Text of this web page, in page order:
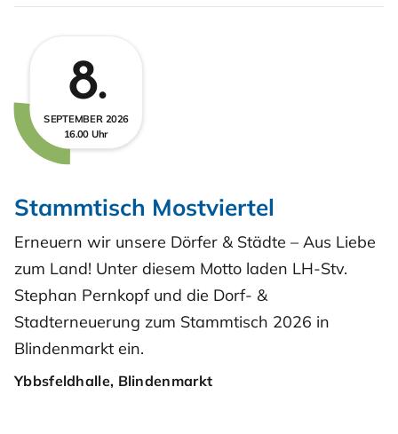
8.
SEPTEMBER 2026
16.00 Uhr
Stammtisch Mostviertel
Erneuern wir unsere Dörfer & Städte – Aus Liebe
zum Land! Unter diesem Motto laden LH-Stv.
Stephan Pernkopf und die Dorf- &
Stadterneuerung zum Stammtisch 2026 in
Blindenmarkt ein.
Ybbsfeldhalle, Blindenmarkt